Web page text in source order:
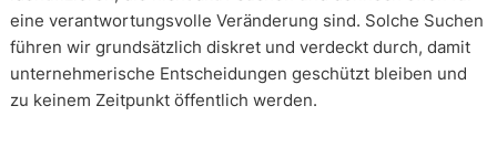
eine verantwortungsvolle Veränderung sind. Solche Suchen
führen wir grundsätzlich diskret und verdeckt durch, damit
unternehmerische Entscheidungen geschützt bleiben und
zu keinem Zeitpunkt öffentlich werden.